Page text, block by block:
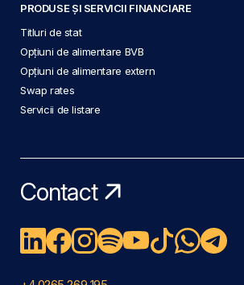
PRODUSE ȘI SERVICII FINANCIARE
Titluri de stat
Opțiuni de alimentare BVB
Opțiuni de alimentare extern
Swap rates
Servicii de listare
Contact